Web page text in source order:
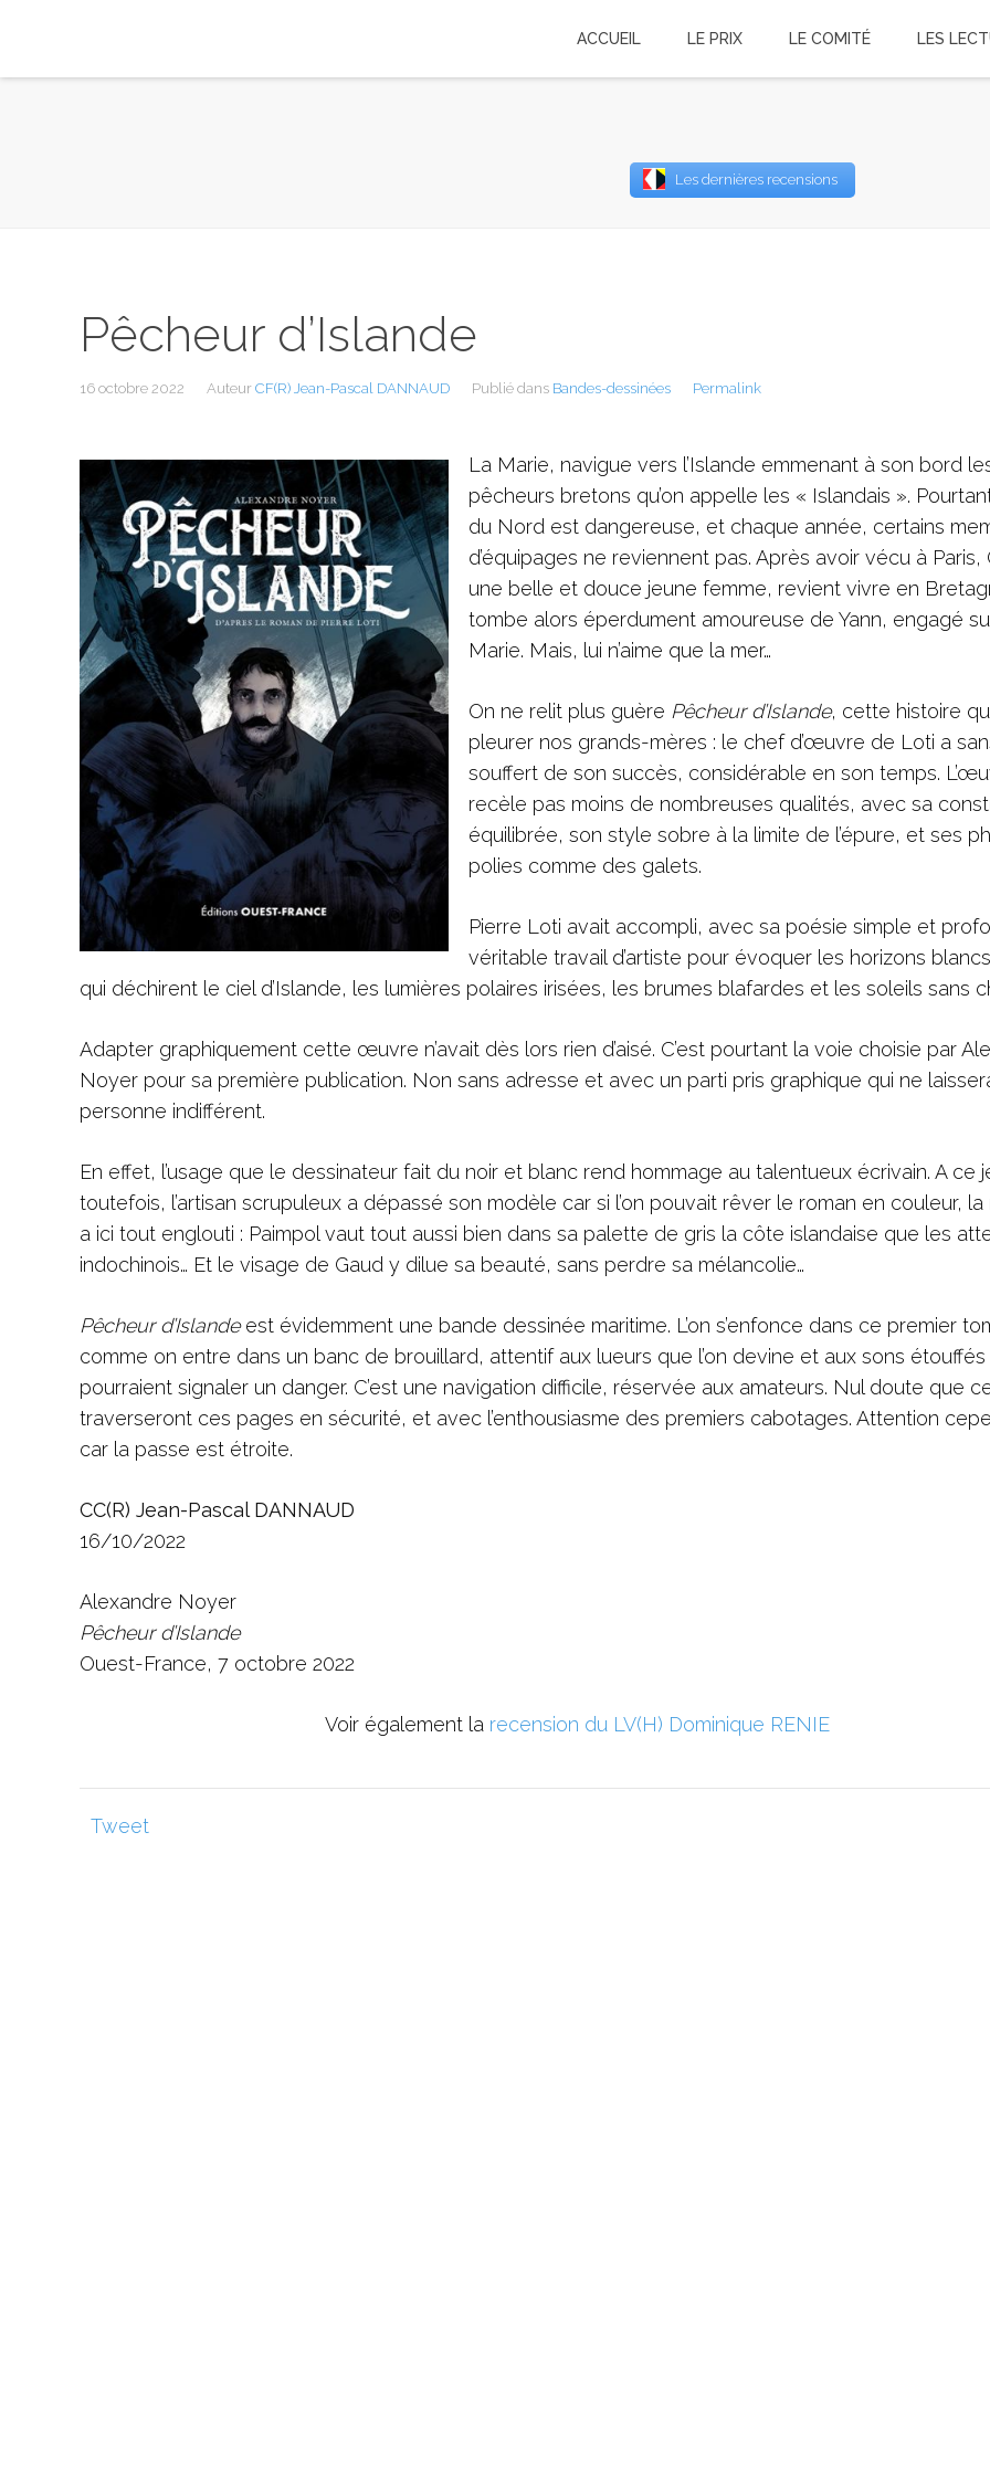
Les dernières recensions
Pêcheur d’Islande
16 octobre 2022 Auteur CF(R) Jean-Pascal DANNAUD Publié dans Bandes-dessinées Permalink
La Marie, navigue vers l’Islande emmenant à son bord
pêcheurs bretons qu’on appelle les « Islandais ».
du Nord est dangereuse, et chaque année, certains
d’équipages ne reviennent pas. Après avoir vécu à Paris,
une belle et douce jeune femme, revient vivre en
tombe alors éperdument amoureuse de Yann, engagé
Marie. Mais, lui n’aime que la mer…
On ne relit plus guère Pêcheur d’Islande, cette histoire
pleurer nos grands-mères : le chef d’œuvre de Loti a
souffert de son succès, considérable en son temps.
recèle pas moins de nombreuses qualités, avec sa
équilibrée, son style sobre à la limite de l’épure, et ses
polies comme des galets.
Pierre Loti avait accompli, avec sa poésie simple et
véritable travail d’artiste pour évoquer les horizons
qui déchirent le ciel d’Islande, les lumières polaires irisées, les brumes blafardes et les soleils sans
Adapter graphiquement cette œuvre n’avait dès lors rien d’aisé. C’est pourtant la voie choisie par
Noyer pour sa première publication. Non sans adresse et avec un parti pris graphique qui ne
personne indifférent.
En effet, l’usage que le dessinateur fait du noir et blanc rend hommage au talentueux écrivain. A ce
toutefois, l’artisan scrupuleux a dépassé son modèle car si l’on pouvait rêver le roman en couleur,
a ici tout englouti : Paimpol vaut tout aussi bien dans sa palette de gris la côte islandaise que les
indochinois… Et le visage de Gaud y dilue sa beauté, sans perdre sa mélancolie…
Pêcheur d’Islandeest évidemment une bande dessinée maritime. L’on s’enfonce dans ce premier
comme on entre dans un banc de brouillard, attentif aux lueurs que l’on devine et aux sons étouffés
pourraient signaler un danger. C’est une navigation difficile, réservée aux amateurs. Nul doute que
traverseront ces pages en sécurité, et avec l’enthousiasme des premiers cabotages. Attention
car la passe est étroite.
CC(R) Jean-Pascal DANNAUD
16/10/2022
Alexandre Noyer
Pêcheur d’Islande
Ouest-France, 7 octobre 2022
Voir également la recension du LV(H) Dominique RENIE
Tweet
Password
ACCUEIL LE PRIX LE COMITÉ LES